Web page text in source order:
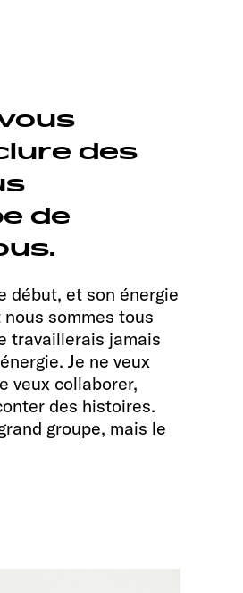
des
de
début, et son énergie
sommes tous
travaillerais jamais
Je ne veux
veux collaborer,
des histoires.
groupe, mais le